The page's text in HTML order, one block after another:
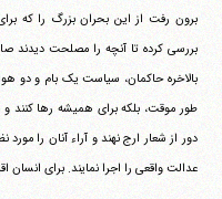
برون رفت از این بحران بزرگ را که
بررسی کرده تا آنچه را مصلحت دیدند
بالاخره حاکمان، سیاست یک بام و دو
طور موقت، بلکه برای همیشه رها کنند
دور از شعار ارج نهند و آراء آنان را
عدالت واقعی را اجرا نمایند. برای